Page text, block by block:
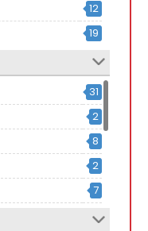
12
19
31
2
8
2
7
15